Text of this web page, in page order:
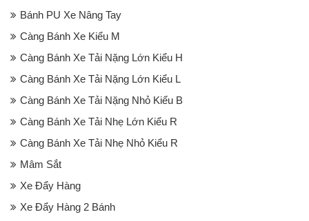
Bánh PU Xe Nâng Tay
Càng Bánh Xe Kiểu M
Càng Bánh Xe Tải Nặng Lớn Kiểu H
Càng Bánh Xe Tải Nặng Lớn Kiểu L
Càng Bánh Xe Tải Nặng Nhỏ Kiểu B
Càng Bánh Xe Tải Nhẹ Lớn Kiểu R
Càng Bánh Xe Tải Nhẹ Nhỏ Kiểu R
Mâm Sắt
Xe Đẩy Hàng
Xe Đẩy Hàng 2 Bánh